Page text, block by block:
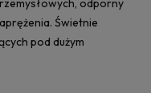
odporny
Świetnie
pod dużym